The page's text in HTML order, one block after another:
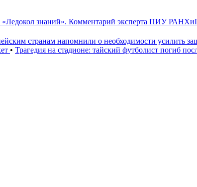
«Ледокол знаний». Комментарий эксперта ПИУ
странам напомнили о необходимости усилить
• Трагедия на стадионе: тайский футболист погиб